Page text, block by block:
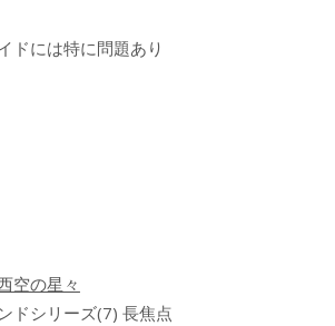
ドには特に問題あり
空の星々
ドシリーズ(7) 長焦点